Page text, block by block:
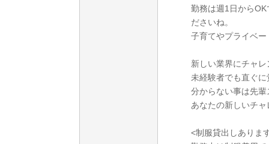
勤務は週1日から
ださいね。
子育てやプライベ
新しい業界にチャ
未経験者でも直ぐ
分からない事は先
あなたの新しいチ
<制服貸出しありま